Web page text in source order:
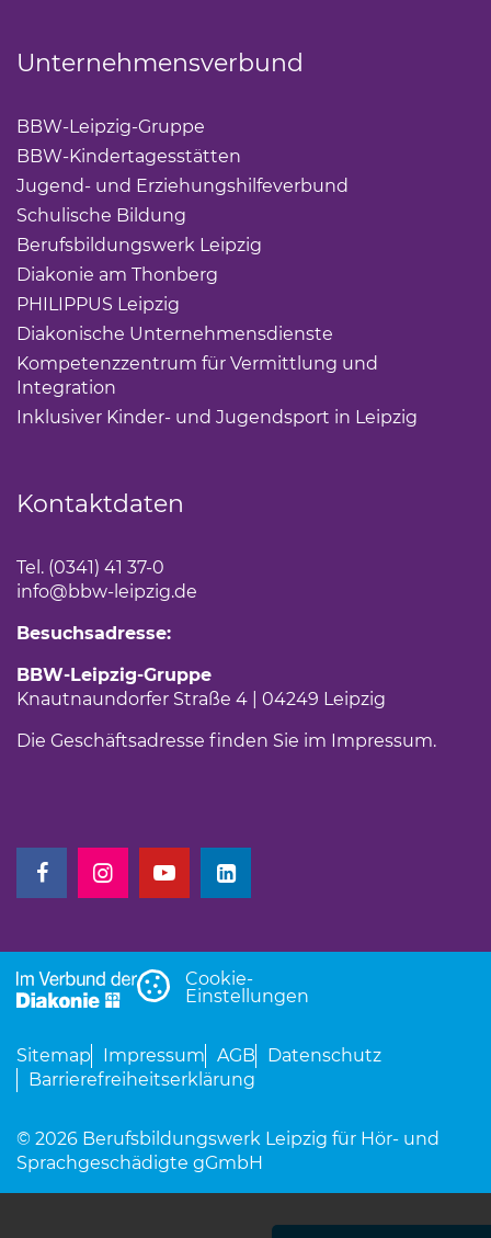
Unternehmensverbund
BBW-Leipzig-Gruppe
BBW-Kindertagesstätten
Jugend- und Erziehungshilfeverbund
Schulische Bildung
Berufsbildungswerk Leipzig
Diakonie am Thonberg
PHILIPPUS Leipzig
Diakonische Unternehmensdienste
Kompetenzzentrum für Vermittlung und
Integration
Inklusiver Kinder- und Jugendsport in Leipzig
Kontaktdaten
Tel. (0341) 41 37-0
info@bbw-leipzig.de
Besuchsadresse:
BBW-Leipzig-Gruppe
Knautnaundorfer Straße 4 | 04249 Leipzig
Die Geschäftsadresse finden Sie im Impressum.
(Link öffnet einen neuen Tab)
(Link öffnet einen neuen Tab)
(Link öffnet einen neuen Tab)
(Link öffnet einen neuen Tab)
Cookie-
Einstellungen
Sitemap Impressum AGB
Datenschutz
Barrierefreiheitserklärung
© 2026 Berufsbildungswerk Leipzig für Hör- und
Sprachgeschädigte gGmbH